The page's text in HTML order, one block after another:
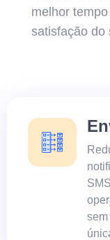
melhor
satisfação do